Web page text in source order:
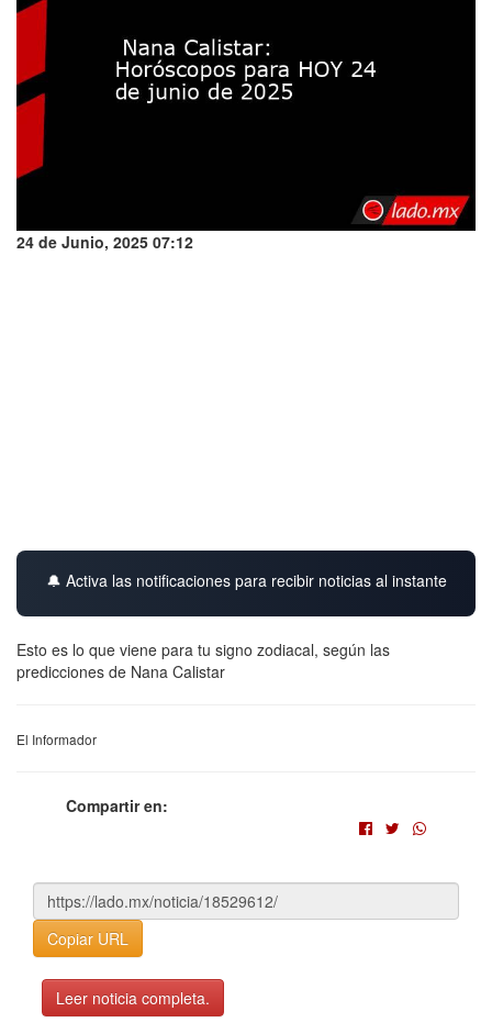
24 de Junio, 2025 07:12
🔔 Activa las notificaciones para recibir noticias al instante
Esto es lo que viene para tu signo zodiacal, según las
predicciones de Nana Calistar
El Informador
Compartir en:
Copiar URL
Leer noticia completa.